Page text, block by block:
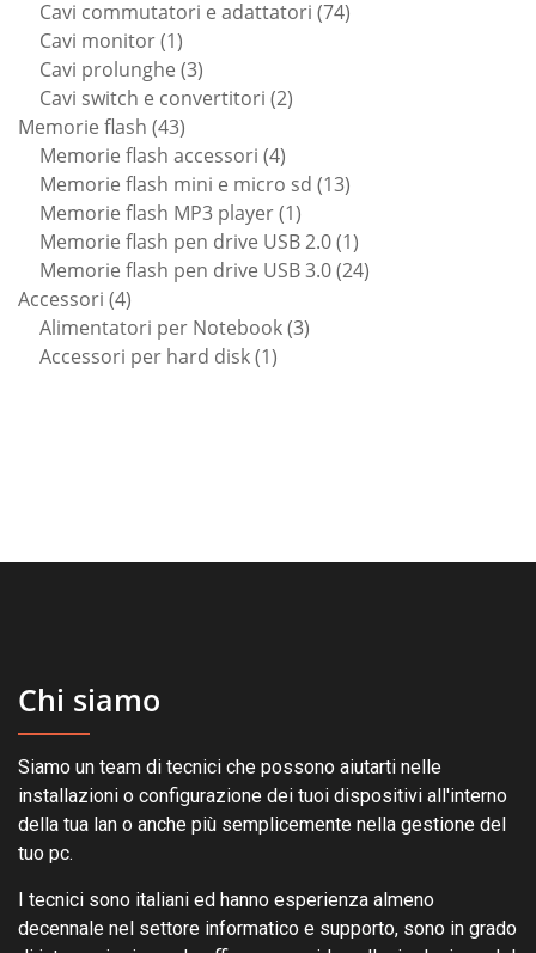
prodotti
Cavi commutatori e adattatori 7474
Cavi monitor 11
prodotto
Cavi prolunghe 33
prodotti
Cavi switch e convertitori 22
Memorie flash 4343
prodotti
Memorie flash accessori 44
prodotti
Memorie flash mini e micro sd 1313
Memorie flash MP3 player 11
prodotto
Memorie flash pen drive USB 2.0 11
prodotto
Memorie flash pen drive USB 3.0 2424
Accessori 44
prodotti
Alimentatori per Notebook 33
Accessori per hard disk 11
Chi siamo
Siamo un team di tecnici che possono aiutarti nelle
installazioni o configurazione dei tuoi dispositivi all'interno
della tua lan o anche più semplicemente nella gestione del
tuo pc.
I tecnici sono italiani ed hanno esperienza almeno
decennale nel settore informatico e supporto, sono in grado